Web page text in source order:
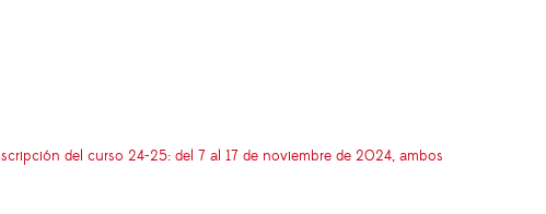
del curso 24-25: del 7 al 17 de noviembre de 2024, ambos